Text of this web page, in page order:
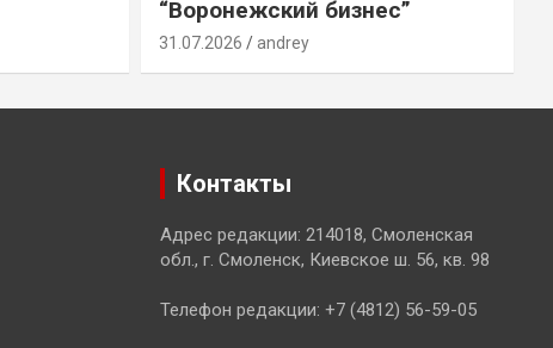
“Воронежский бизнес”
31.07.2026 andrey
Контакты
Адрес редакции: 214018, Смоленская
обл., г. Смоленск, Киевское ш. 56, кв. 98
Телефон редакции: +7 (4812) 56-59-05